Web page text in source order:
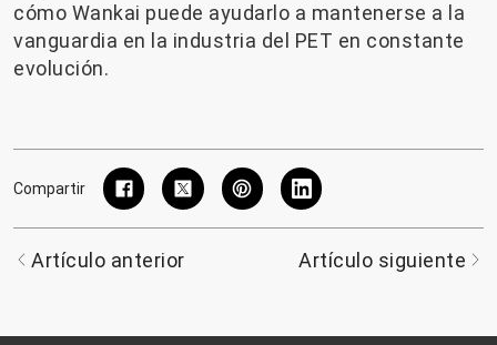
cómo Wankai puede ayudarlo a mantenerse a la
vanguardia en la industria del PET en constante
evolución.
Compartir
Artículo anterior Artículo siguiente